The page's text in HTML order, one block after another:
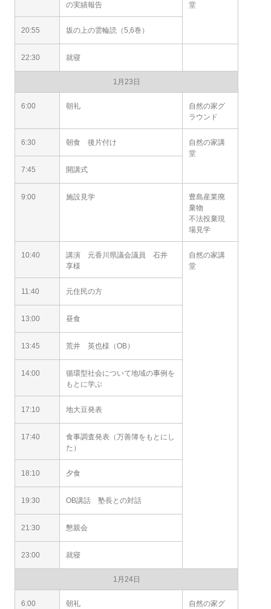
の実績報告
堂
20:55 坂の上の雲輪読（5,6巻）
22:30 就寝
1月23日
6:00 朝礼
自然の家グ
ラウンド
6:30 朝食 後片付け
自然の家講
堂
7:45
開講式
9:00 施設見学
豊島産業廃
棄物
不法投棄現
場見学
10:40
講演 元香川県議会議員 石井
享様
自然の家講
堂
11:40 元住民の方
13:00 昼食
13:45 荒井 英也様（OB）
14:00
循環型社会について地域の事例を
もとに学ぶ
17:10 地大豆発表
17:40
食事調査発表（万善簿をもとにし
た）
18:10 夕食
19:30 OB講話 塾長との対話
21:30 懇親会
23:00 就寝
1月24日
6:00 朝礼
自然の家グ